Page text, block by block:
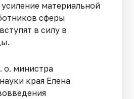
материальной
сферы
в силу в
о. министра
края Елена